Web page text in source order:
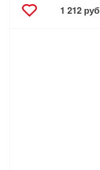
1 212 руб